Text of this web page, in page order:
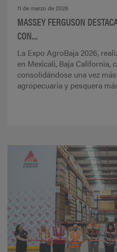
11 de marzo de 2026
MASSEY FERGUSON
CON...
La Expo AgroBaja 2026,
en Mexicali, Baja California,
consolidándose una vez
agropecuaria y pesquera